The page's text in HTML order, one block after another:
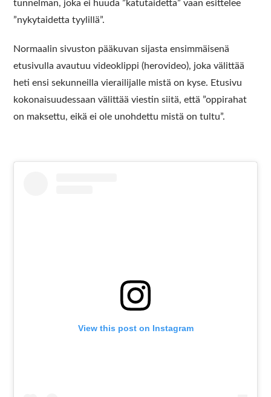
tunnelman, joka ei huuda ”katutaidetta” vaan esittelee
”nykytaidetta tyylillä”.
Normaalin sivuston pääkuvan sijasta ensimmäisenä
etusivulla avautuu videoklippi (herovideo), joka välittää
heti ensi sekunneilla vierailijalle mistä on kyse. Etusivu
kokonaisuudessaan välittää viestin siitä, että ”oppirahat
on maksettu, eikä ei ole unohdettu mistä on tultu”.
View this post on Instagram